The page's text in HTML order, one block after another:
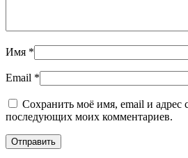
Имя *
Email *
Сохранить моё имя, email и адрес
последующих моих комментариев.